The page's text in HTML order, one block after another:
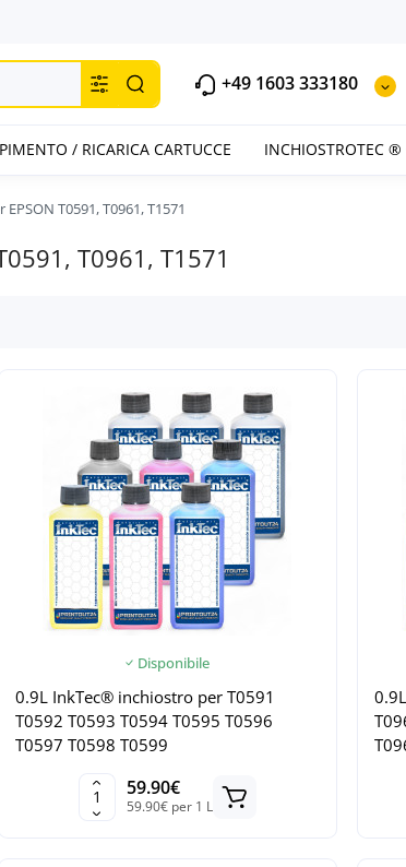
+49 1603 333180
/ RICARICA CARTUCCE INCHIOSTROTEC ®
T0591, T0961, T1571
T0961, T1571
Disponibile
0.9L InkTec® inchiostro per T0591
T0592 T0593 T0594 T0595 T0596
T0597 T0598 T0599
59.90€
59.90€ per 1 L